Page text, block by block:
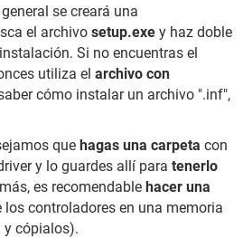
se creará una
el archivo setup.exe y haz doble
Si no encuentras el
utiliza el archivo con
cómo instalar un archivo ".inf",
que hagas una carpeta con
y lo guardes allí para tenerlo
es recomendable hacer una
los controladores en una memoria
y cópialos).